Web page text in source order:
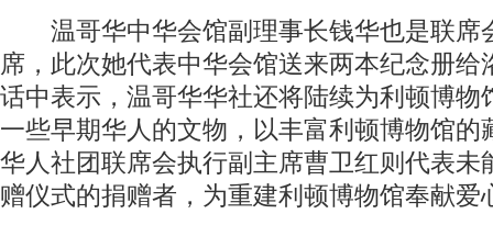
温哥华中华会馆副理事长钱华也是联席
席，此次她代表中华会馆送来两本纪念册给
话中表示，温哥华华社还将陆续为利顿博物
一些早期华人的文物，以丰富利顿博物馆的
华人社团联席会执行副主席曹卫红则代表未
赠仪式的捐赠者，为重建利顿博物馆奉献爱